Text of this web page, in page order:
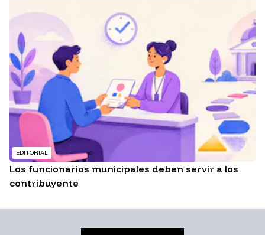
EDITORIAL
Los funcionarios municipales deben servir a los
contribuyente